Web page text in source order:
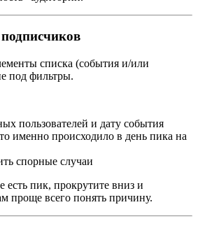
списка (события и/или
под фильтры.
пользователей и дату события
именно происходило в день пика на
спорные случаи
есть пик, прокрутите вниз и
проще всего понять причину.